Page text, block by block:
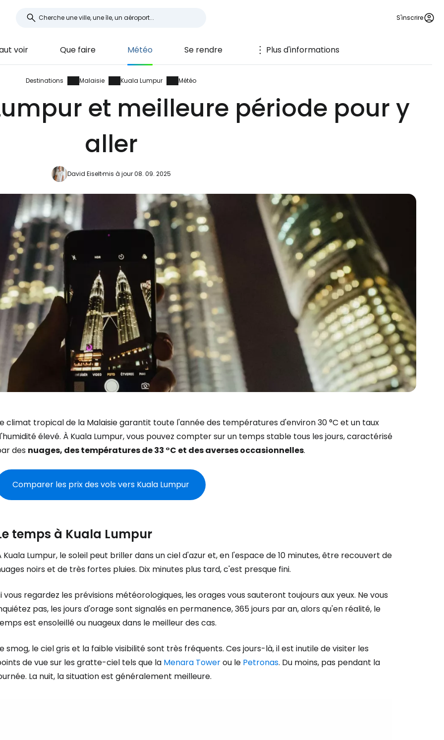
S'inscrire
voir Que faire Météo Se rendre Plus d'informations
Destinations Malaisie Kuala Lumpur Météo
et meilleure période pour y
aller
David Eiseltmis à jour 08. 09. 2025
climat tropical de la Malaisie garantit toute l'année des températures d'environ 30 °C et un taux
élevé. À Kuala Lumpur, vous pouvez compter sur un temps stable tous les jours, caractérisé
des nuages, des températures de 33 °C et des averses occasionnelles.
Comparer les prix des vols vers Kuala Lumpur
temps à Kuala Lumpur
Kuala Lumpur, le soleil peut briller dans un ciel d'azur et, en l'espace de 10 minutes, être recouvert de
noirs et de très fortes pluies. Dix minutes plus tard, c'est presque fini.
vous regardez les prévisions météorologiques, les orages vous sauteront toujours aux yeux. Ne vous
pas, les jours d'orage sont signalés en permanence, 365 jours par an, alors qu'en réalité, le
est ensoleillé ou nuageux dans le meilleur des cas.
smog, le ciel gris et la faible visibilité sont très fréquents. Ces jours-là, il est inutile de visiter les
de vue sur les gratte-ciel tels que la Menara Towerou le Petronas. Du moins, pas pendant la
La nuit, la situation est généralement meilleure.